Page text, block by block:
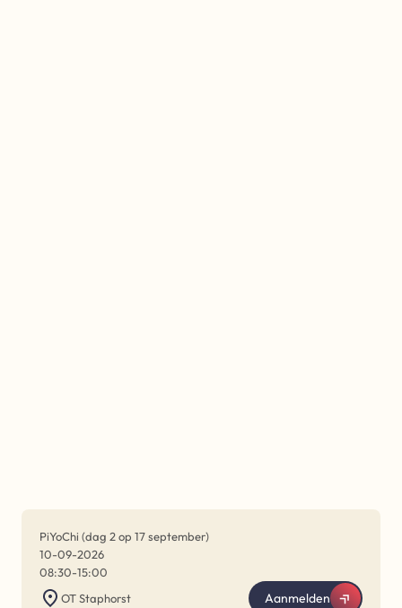
PiYoChi (dag 2 op 17 september)
10-09-2026
08:30-15:00
OT Staphorst
Aanmelden